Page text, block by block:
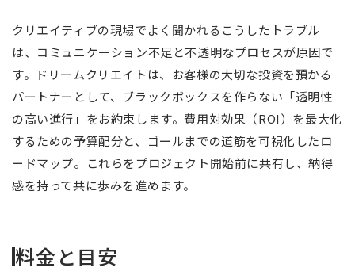
クリエイティブの現場でよく聞かれるこうしたトラブル
は、コミュニケーション不足と不透明なプロセスが原因で
す。ドリームクリエイトは、お客様の大切な投資を預かる
パートナーとして、ブラックボックスを作らない「透明性
の高い進行」をお約束します。費用対効果（ROI）を最大化
するための予算配分と、ゴールまでの道筋を可視化したロ
ードマップ。これらをプロジェクト開始前に共有し、納得
感を持って共に歩みを進めます。
料金と目安